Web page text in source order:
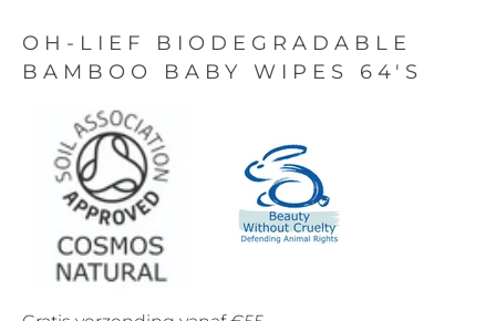
OH-LIEF BIODEGRADABLE
BAMBOO BABY WIPES 64'S